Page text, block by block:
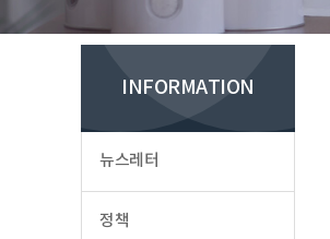
INFORMATION
뉴스레터
정책